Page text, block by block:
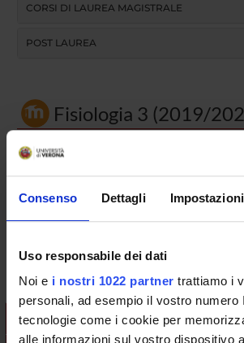
Consenso Dettagli
Uso responsabile dei dati
Noi e i nostri 1022 partner trattiamo i
personali, ad esempio il vostro numero
tecnologie come i cookie per
alle informazioni sul vostro dispositivo
CORSI DI LAUREA MAGISTRALE
POST LAUREA
Fisiologia 3 (2019/
Codice insegnamento
4S002461
Crediti
Mario Rosario Buffelli
L'insegnamento è organizzato come segue: